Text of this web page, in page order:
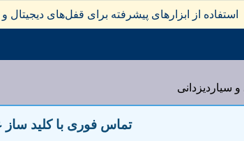
استفاده از ابزارهای پیشرفته برای قفل‌های دیجیتال
تماس فوری با کلید ساز